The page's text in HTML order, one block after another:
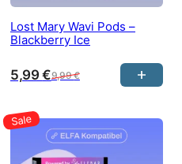
Lost Mary Wavi Pods –
Blackberry Ice
9,99€
5,99€